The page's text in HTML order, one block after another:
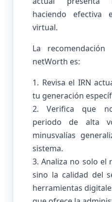
haciendo efectiva
virtual.
La
netWorth es:
1. Revisa el IRN
tu generación
2. Verifica que
periodo de alta
minusvalías
sistema.
3. Analiza no solo el
sino la calidad del
herramientas